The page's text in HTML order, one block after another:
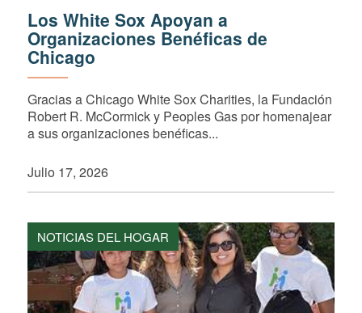
Los White Sox Apoyan a
Organizaciones Benéficas de
Chicago
Gracias a Chicago White Sox Charities, la Fundación
Robert R. McCormick y Peoples Gas por homenajear
a sus organizaciones benéficas...
Julio 17, 2026
NOTICIAS DEL HOGAR